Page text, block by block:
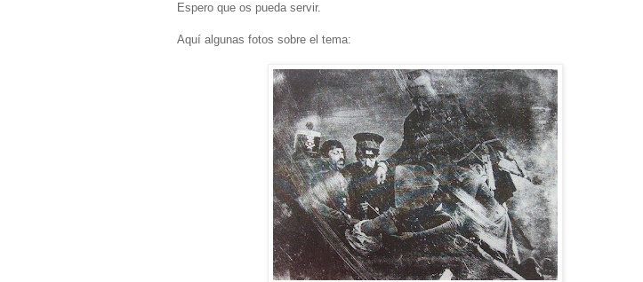
Espero que os pueda servir.
Aquí algunas fotos sobre el tema: